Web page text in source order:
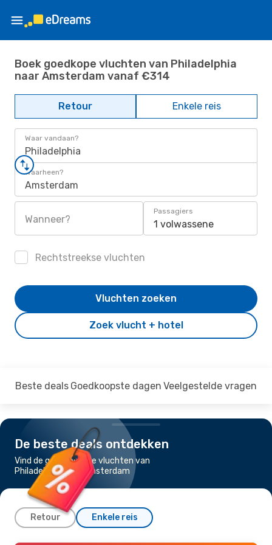
Boek goedkope vluchten van Philadelphia
naar Amsterdam vanaf €314
Retour Enkele reis
Waar vandaan?
Philadelphia
Waarheen?
Amsterdam
Wanneer?
Passagiers
1 volwassene
Rechtstreekse vluchten
Zoek vlucht + hotel
Vluchten zoeken
Beste deals Goedkoopste dagen Veelgestelde vragen
De beste deals ontdekken
Vind de goedkoopste vluchten van
Philadelphia naar Amsterdam
Retour Enkele reis